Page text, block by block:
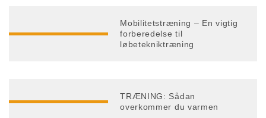
Mobilitetstræning – En vigtig
forberedelse til
løbetekniktræning
TRÆNING: Sådan
overkommer du varmen